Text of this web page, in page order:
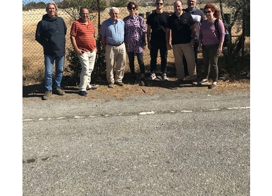
ΔΗΜΟΤΗΣ
ΕΠΙΣΚΕΠΤΗΣ
ΗΡΑΚΛΕΙΟ